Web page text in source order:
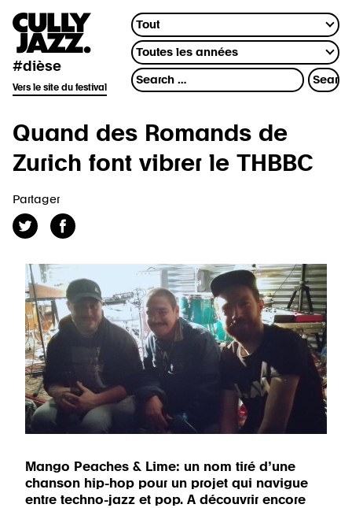
#dièse
Vers le site du festival
Quand des Romands de
Zurich font vibrer le THBBC
Partager
Mango Peaches & Lime: un nom tiré d’une
chanson hip-hop pour un projet qui navigue
entre techno-jazz et pop. A découvrir encore